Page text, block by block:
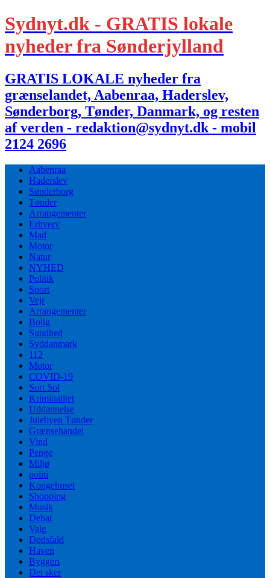
Sydnyt.dk - GRATIS lokale
nyheder fra Sønderjylland
GRATIS LOKALE nyheder fra
grænselandet, Aabenraa, Haderslev,
Sønderborg, Tønder, Danmark, og resten
af verden - redaktion@sydnyt.dk - mobil
2124 2696
Aabenraa
Haderslev
Sønderborg
Tønder
Arrangementer
Erhverv
Mad
Motor
Natur
NYHED
Politik
Sport
Vejr
Arrangementer
Bolig
Sundhed
Syddanmark
112
Motor
COVID-19
Sort Sol
Kriminalitet
Uddannelse
Julebyen Tønder
Grænsehandel
Vind
Penge
Miljø
politi
Kongehuset
Shopping
Musik
Debat
Valg
Dødsfald
Haven
Byggeri
Det sker